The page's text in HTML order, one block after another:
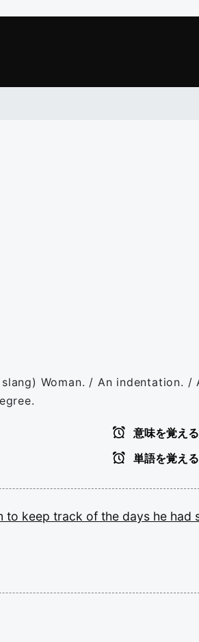
Woman. / An indentation.
意味を覚える
単語を覚える
to keep track of the days he had